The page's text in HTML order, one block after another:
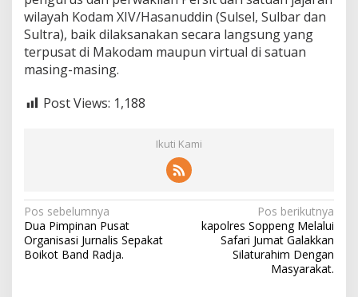
wilayah Kodam XIV/Hasanuddin (Sulsel, Sulbar dan
Sultra), baik dilaksanakan secara langsung yang
terpusat di Makodam maupun virtual di satuan
masing-masing.
Post Views: 1,188
Ikuti Kami
Navigasi
pos
Pos sebelumnya
Dua Pimpinan Pusat
Organisasi Jurnalis Sepakat
Boikot Band Radja.
Pos berikutnya
kapolres Soppeng Melalui
Safari Jumat Galakkan
Silaturahim Dengan
Masyarakat.